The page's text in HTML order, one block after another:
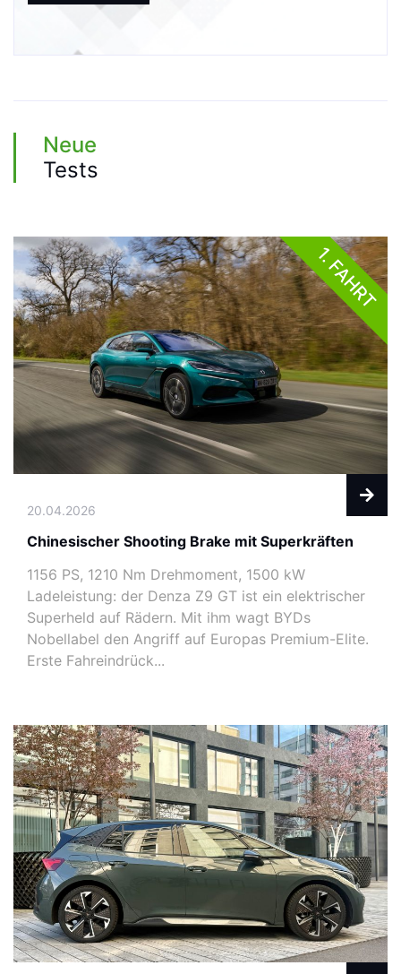
Neue
Tests
1. FAHRT
20.04.2026
Chinesischer Shooting Brake mit Superkräften
1156 PS, 1210 Nm Drehmoment, 1500 kW
Ladeleistung: der Denza Z9 GT ist ein elektrischer
Superheld auf Rädern. Mit ihm wagt BYDs
Nobellabel den Angriff auf Europas Premium-Elite.
Erste Fahreindrück...